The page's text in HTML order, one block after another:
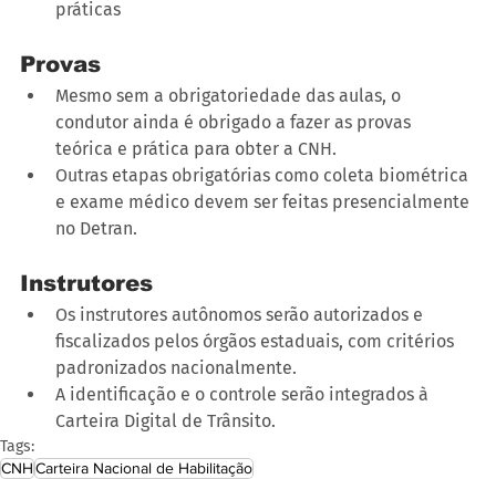
práticas
Provas
Mesmo sem a obrigatoriedade das aulas, o
condutor ainda é obrigado a fazer as provas
teórica e prática para obter a CNH.
Outras etapas obrigatórias como coleta biométrica
e exame médico devem ser feitas presencialmente
no Detran.
Instrutores
Os instrutores autônomos serão autorizados e
fiscalizados pelos órgãos estaduais, com critérios
padronizados nacionalmente.
A identificação e o controle serão integrados à
Carteira Digital de Trânsito.
Tags:
CNHCarteira Nacional de Habilitação